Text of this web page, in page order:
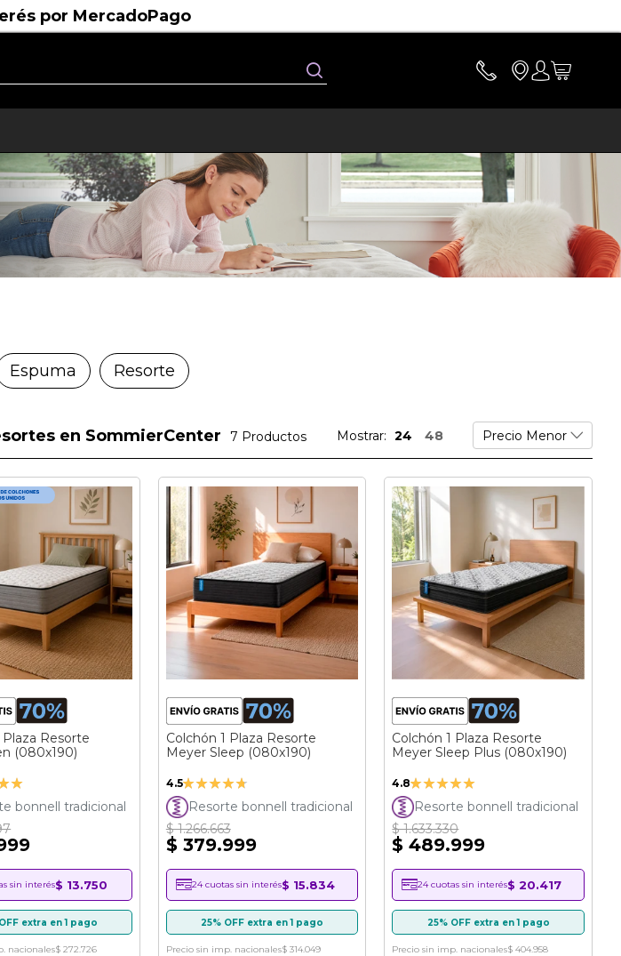
Espuma Resorte
en SommierCenter 7 Productos Mostrar: 24 48
Plaza Resorte
(080x190)
bonnell tradicional
sin interés$ 13.750
extra en 1 pago
nacionales$ 272.726
Colchón 1 Plaza Resorte
Meyer Sleep (080x190)
4.5Valoración:
90%
Resorte bonnell tradicional
$ 1.266.663
$ 379.999
24 cuotas sin interés$ 15.834
25% OFF extra en 1 pago
Precio sin imp. nacionales$ 314.049
Colchón 1 Plaza Resorte
Meyer Sleep Plus (080x190)
4.8Valoración:
96%
Resorte bonnell tradicional
$ 1.633.330
$ 489.999
24 cuotas sin interés$ 20.417
25% OFF extra en 1 pago
Precio sin imp. nacionales$ 404.958